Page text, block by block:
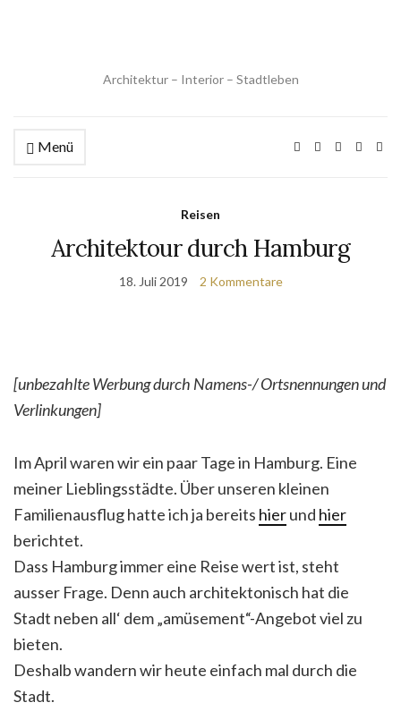
Architektur – Interior – Stadtleben
Menü
Reisen
Architektour durch Hamburg
18. Juli 2019 2 Kommentare
[unbezahlte Werbung durch Namens-/ Ortsnennungen und
Verlinkungen]
Im April waren wir ein paar Tage in Hamburg. Eine
meiner Lieblingsstädte. Über unseren kleinen
Familienausflug hatte ich ja bereits hierund hier
berichtet.
Dass Hamburg immer eine Reise wert ist, steht
ausser Frage. Denn auch architektonisch hat die
Stadt neben all‘ dem „amüsement“-Angebot viel zu
bieten.
Deshalb wandern wir heute einfach mal durch die
Stadt.